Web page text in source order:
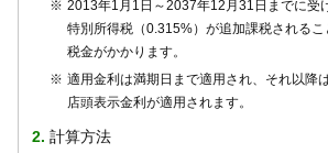
※ 2013年1月1日～2037年12月31日までに受
特別所得税（0.315%）が追加課税される
税金がかかります。
※ 適用金利は満期日まで適用され、それ以降
店頭表示金利が適用されます。
2. 計算方法